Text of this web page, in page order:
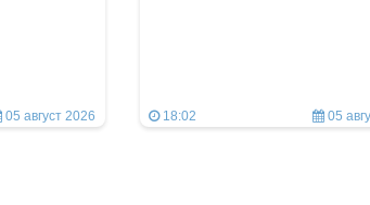
05 август 2026 18:02 05